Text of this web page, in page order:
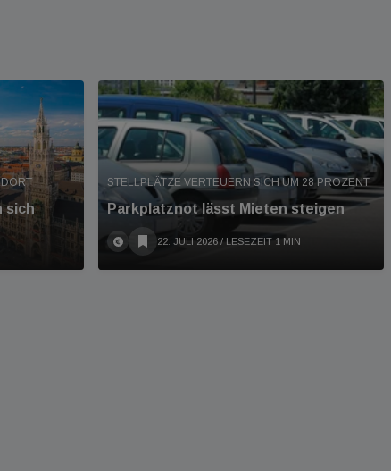
sich
STELLPLÄTZE VERTEUERN SICH UM 28 PROZENT
Parkplatznot lässt Mieten steigen
22. JULI 2026 / LESEZEIT 1 MIN